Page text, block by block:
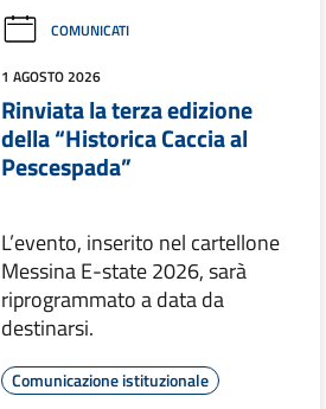
COMUNICATI
1 AGOSTO 2026
Rinviata la terza edizione
della “Historica Caccia al
Pescespada”
L’evento, inserito nel cartellone
Messina E-state 2026, sarà
riprogrammato a data da
destinarsi.
Comunicazione istituzionale